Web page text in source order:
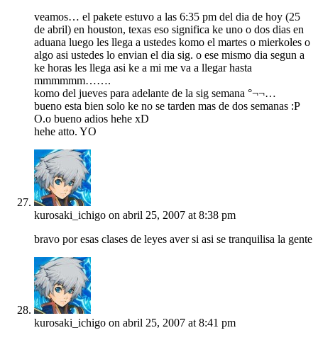
veamos… el pakete estuvo a las 6:35 pm del dia de hoy (25
de abril) en houston, texas eso significa ke uno o dos dias en
aduana luego les llega a ustedes komo el martes o mierkoles o
algo asi ustedes lo envian el dia sig. o ese mismo dia segun a
ke horas les llega asi ke a mi me va a llegar hasta
mmmmmm…….
komo del jueves para adelante de la sig semana °¬¬…
bueno esta bien solo ke no se tarden mas de dos semanas :P
O.o bueno adios hehe xD
hehe atto. YO
kurosaki_ichigo on abril 25, 2007 at 8:38 pm
bravo por esas clases de leyes aver si asi se tranquilisa la gente
kurosaki_ichigo on abril 25, 2007 at 8:41 pm